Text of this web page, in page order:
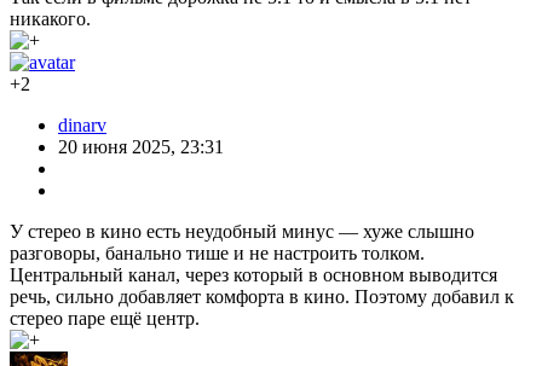
никакого.
+2
dinarv
20 июня 2025, 23:31
У стерео в кино есть неудобный минус — хуже слышно
разговоры, банально тише и не настроить толком.
Центральный канал, через который в основном выводится
речь, сильно добавляет комфорта в кино. Поэтому добавил к
стерео паре ещё центр.